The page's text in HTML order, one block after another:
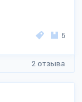
5
2 отзыва